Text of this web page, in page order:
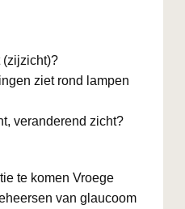
(zijzicht)?
ziet rond lampen
veranderend zicht?
te komen Vroege
van glaucoom